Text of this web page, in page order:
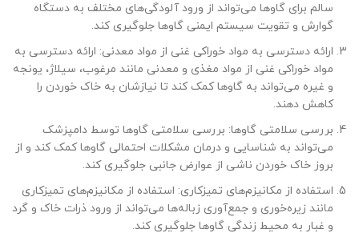
سالم برای گاوها می‌تواند از ورود آلودگی‌های مختلف به دستگاه
گوارش و تقویت سیستم ایمنی گاوها جلوگیری کند.
ارائه دسترسی به مواد خوراکی غنی از مواد معدنی: ارائه دسترسی به
مواد خوراکی غنی از مواد مغذی و معدنی مانند مرغوب، سیلاژ، یونجه
و غیره می‌تواند به گاوها کمک کند تا نیازشان به خاک خوردن را
کاهش دهند.
بررسی سلامتی گاوها: بررسی سلامتی گاوها توسط دامپزشک
می‌تواند به شناسایی و درمان مشکلات احتمالی گاوها کمک کند و از
بروز خاک خوردن ناشی از عوارض جانبی جلوگیری کند.
استفاده از مکانیزم‌های تمیزکاری: استفاده از مکانیزم‌های تمیزکاری
مانند زیره‌خوری و جمع‌آوری زباله‌ها می‌تواند از ورود ذرات خاک و گرد
و غبار به محیط زندگی گاوها جلوگیری کند.